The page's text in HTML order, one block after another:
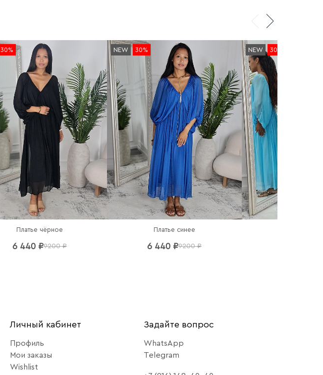
30%
Платье чёрное
6 440 ₽9200 ₽
NEW 30%
Платье синее
6 440 ₽9200 ₽
NEW 30%
Личный кабинет
Профиль
Мои заказы
Wishlist
Задайте вопрос
WhatsApp
Telegram